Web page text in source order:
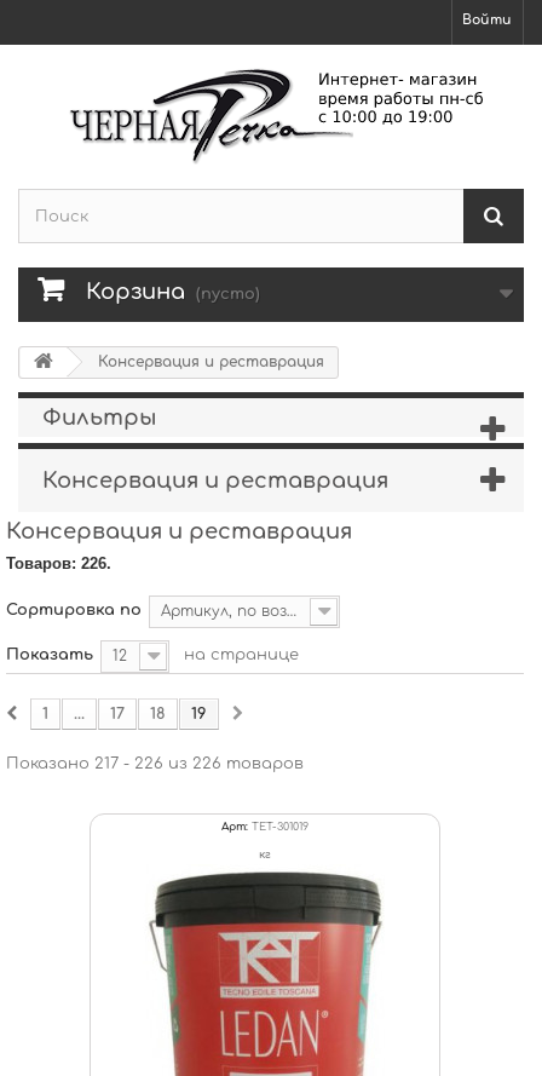
Войти
Корзина (пусто)
Консервация и реставрация
Фильтры
Консервация и реставрация
Консервация и реставрация
Товаров: 226.
Сортировка по Артикул, по возрастанию
Показать 12 на странице
1 ... 17 18 19
Показано 217 - 226 из 226 товаров
Арт: TET-301019
кг